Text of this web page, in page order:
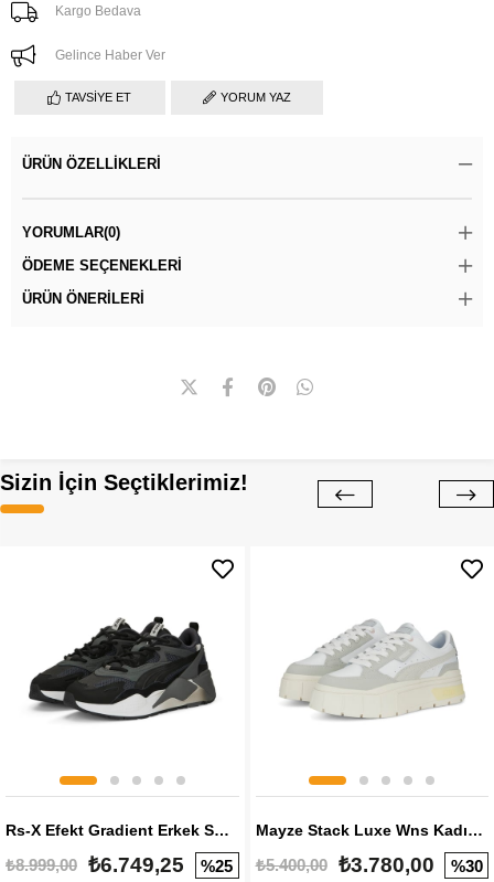
Kargo Bedava
Gelince Haber Ver
TAVSIYE ET YORUM YAZ
ÜRÜN ÖZELLIKLERI
YORUMLAR(0)
ÖDEME SEÇENEKLERI
ÜRÜN ÖNERILERI
Sizin İçin Seçtiklerimiz!
Rs-X Efekt Gradient Erkek Sneaker
₺8.999,00 ₺6.749,25 %25
Mayze Stack Luxe Wns Kadın Sneaker
₺5.400,00 ₺3.780,00 %30